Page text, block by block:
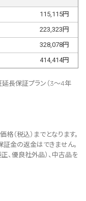
115,115円
223,323 円
328,078円
414,414円
延長保証プラン（3～4年
（税込）までとなります。
金の返金はできません。
、優良社外品）、中古品を